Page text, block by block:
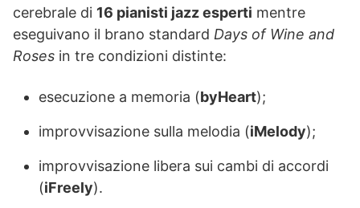
cerebrale di 16 pianisti jazz esperti mentre
eseguivano il brano standard Days of Wine and
Roses in tre condizioni distinte:
esecuzione a memoria (byHeart);
improvvisazione sulla melodia (iMelody);
improvvisazione libera sui cambi di accordi
(iFreely).